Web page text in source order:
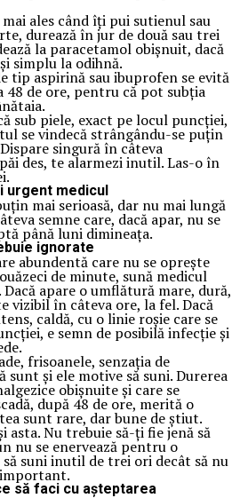
ales când îți pui sutienul sau
durează în jur de două sau trei
la paracetamol obișnuit, dacă
simplu la odihnă.
tip aspirină sau ibuprofen se evită
48 de ore, pentru că pot subția
sub piele, exact pe locul puncției,
se vindecă strângându-se puțin
singură în câteva
des, te alarmezi inutil. Las-o în
urgent medicul
mai serioasă, dar nu mai lungă
semne care, dacă apar, nu se
până luni dimineața.
ignorate
abundentă care nu se oprește
de minute, sună medicul
apare o umflătură mare, dură,
vizibil în câteva ore, la fel. Dacă
caldă, cu o linie roșie care se
e semn de posibilă infecție și
frisoanele, senzația de
sunt și ele motive să suni. Durerea
obișnuite și care se
după 48 de ore, merită o
sunt rare, dar bune de știut.
asta. Nu trebuie să-ți fie jenă să
nu se enervează pentru o
suni inutil de trei ori decât să nu
să faci cu așteptarea